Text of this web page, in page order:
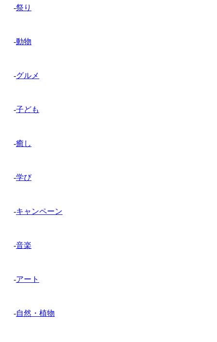
-祭り
-動物
-グルメ
-子ども
-癒し
-学び
-キャンペーン
-音楽
-アート
-自然・植物